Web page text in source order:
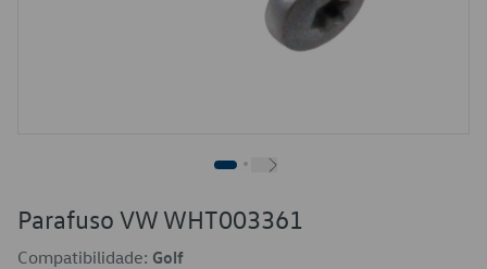
Parafuso VW WHT003361
Compatibilidade: Golf